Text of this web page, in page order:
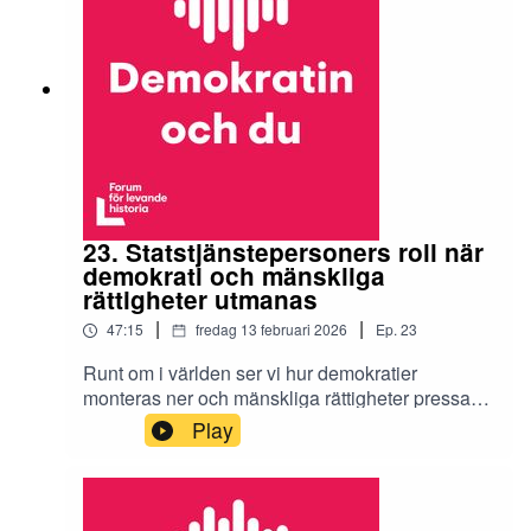
docent och lektor i filosofi vid Södertörns
högskola. Hon forskar om Hannah Arendts
politiska filosofi och har, med Arendt som
utgångspunkt, undervisat i etik, folkmord och
mänskliga rättigheter på Försvarshögskolan.
23. Statstjänstepersoners roll när
demokrati och mänskliga
rättigheter utmanas
47:15 | fredag 13 februari 2026 | Ep. 23
Runt om i världen ser vi hur demokratier
monteras ner och mänskliga rättigheter pressas
tillbaka – ibland med lagar och demokratiska
metoder som verktyg. I det här avsnittet frågar vi
oss om liknande spänningar kan uppstå även i
Sverige: Vad händer om politiska beslut krockar
med mänskliga rättigheter? Vilket ansvar har
Play